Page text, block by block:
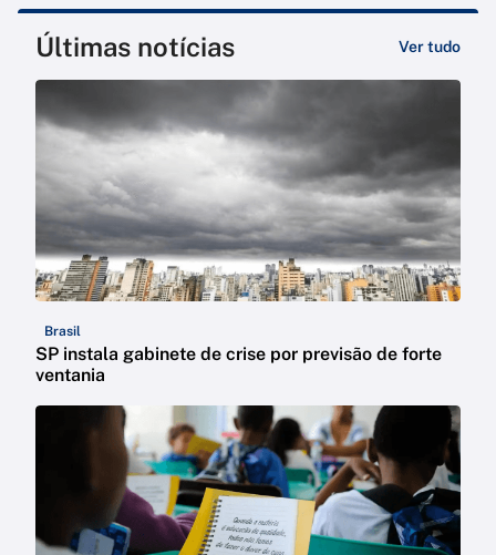
Últimas notícias Ver tudo
Brasil
SP instala gabinete de crise por previsão de forte
ventania